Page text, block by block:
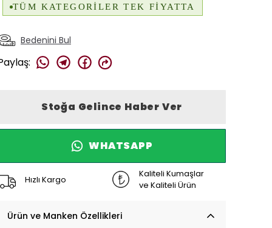
Bedenini Bul
:
Stoğa Gelince Haber Ver
WHATSAPP
Hızlı Kargo
Kaliteli Kumaşlar
ve Kaliteli Ürün
Ürün ve Manken Özellikleri